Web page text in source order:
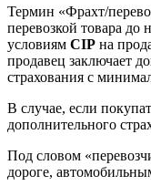
Термин «Фрахт/
перевозкой товара до
условиям CIP на
продавец заключает
страхования с
В случае, если
дополнительного
Под словом
дороге,